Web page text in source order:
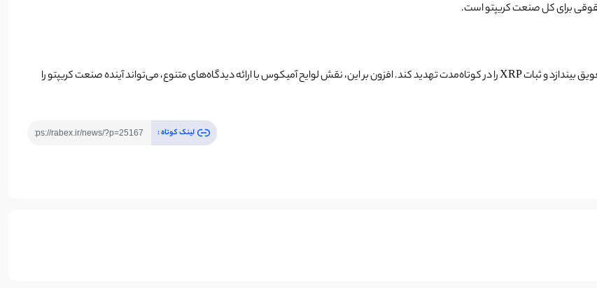
برای کل صنعت کریپتو است.
درخواست تمدید SEC می‌تواند نبرد ریپل برای دستیابی به شفافیت قانونی را به تعویق بیندازد و ثبات XRP را در کوتاه‌مدت تهدید کند. افزون بر این، نقش لوایح آمیکوس با ارائه دیدگاه‌های متنوع، می‌تواند آینده صنعت کریپتو را
لینک کوتاه :